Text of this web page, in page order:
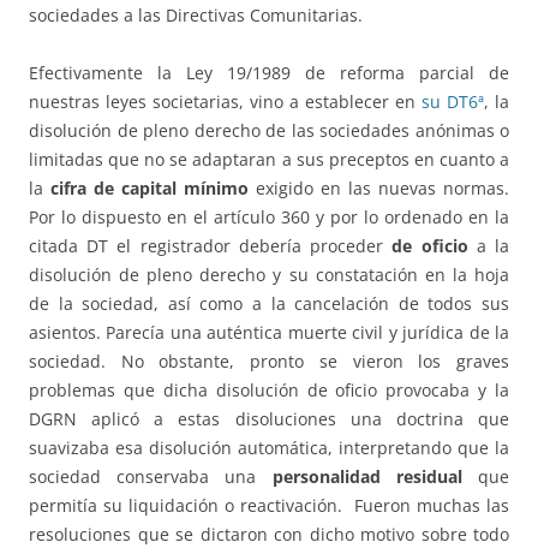
sociedades a las Directivas Comunitarias.
Efectivamente la Ley 19/1989 de reforma parcial de
nuestras leyes societarias, vino a establecer en su DT6ª, la
disolución de pleno derecho de las sociedades anónimas o
limitadas que no se adaptaran a sus preceptos en cuanto a
la cifra de capital mínimo exigido en las nuevas normas.
Por lo dispuesto en el artículo 360 y por lo ordenado en la
citada DT el registrador debería procederde oficio a la
disolución de pleno derecho y su constatación en la hoja
de la sociedad, así como a la cancelación de todos sus
asientos. Parecía una auténtica muerte civil y jurídica de la
sociedad. No obstante, pronto se vieron los graves
problemas que dicha disolución de oficio provocaba y la
DGRN aplicó a estas disoluciones una doctrina que
suavizaba esa disolución automática, interpretando que la
sociedad conservaba una personalidad residualque
permitía su liquidación o reactivación. Fueron muchas las
resoluciones que se dictaron con dicho motivo sobre todo